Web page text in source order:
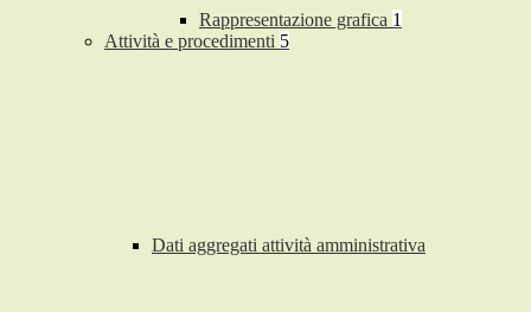
Rappresentazione grafica 1
Attività e procedimenti 5
Dati aggregati attività amministrativa